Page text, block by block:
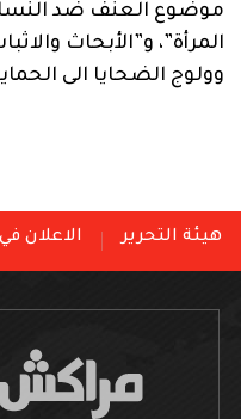
موضوع العنف ضد
المرأة”، و”الأبحاث
وولوج الضحايا الى
هيئة التحرير الاعلان